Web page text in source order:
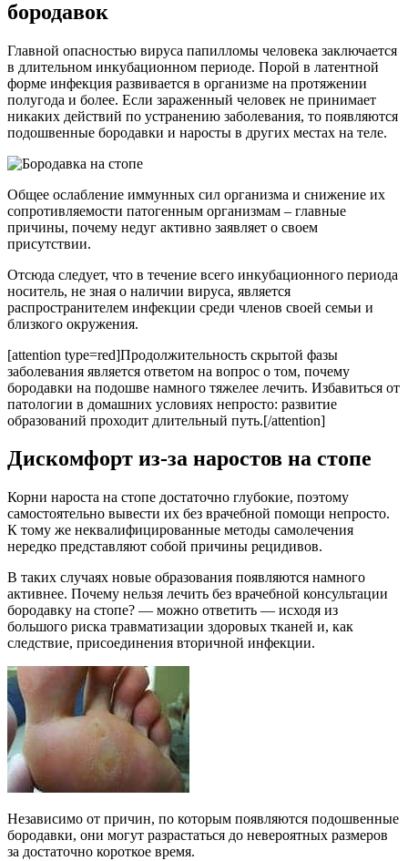
бородавок
Главной опасностью вируса папилломы человека заключается
в длительном инкубационном периоде. Порой в латентной
форме инфекция развивается в организме на протяжении
полугода и более. Если зараженный человек не принимает
никаких действий по устранению заболевания, то появляются
подошвенные бородавки и наросты в других местах на теле.
Общее ослабление иммунных сил организма и снижение их
сопротивляемости патогенным организмам – главные
причины, почему недуг активно заявляет о своем
присутствии.
Отсюда следует, что в течение всего инкубационного периода
носитель, не зная о наличии вируса, является
распространителем инфекции среди членов своей семьи и
близкого окружения.
[attention type=red]Продолжительность скрытой фазы
заболевания является ответом на вопрос о том, почему
бородавки на подошве намного тяжелее лечить. Избавиться от
патологии в домашних условиях непросто: развитие
образований проходит длительный путь.[/attention]
Дискомфорт из-за наростов на стопе
Корни нароста на стопе достаточно глубокие, поэтому
самостоятельно вывести их без врачебной помощи непросто.
К тому же неквалифицированные методы самолечения
нередко представляют собой причины рецидивов.
В таких случаях новые образования появляются намного
активнее. Почему нельзя лечить без врачебной консультации
бородавку на стопе? — можно ответить — исходя из
большого риска травматизации здоровых тканей и, как
следствие, присоединения вторичной инфекции.
Независимо от причин, по которым появляются подошвенные
бородавки, они могут разрастаться до невероятных размеров
за достаточно короткое время.